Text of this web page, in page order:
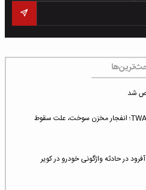
شد
سی‌امین سالگرد سانحه پرواز TWA 800؛ انفجار مخزن سوخت، علت سقوط
در حادثه واژگونی خودرو در کویر